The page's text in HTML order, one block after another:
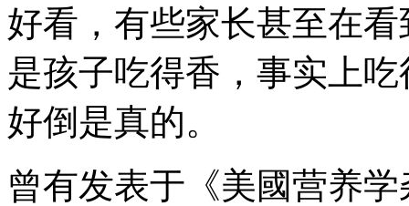
好看，有些家长甚至在
是孩子吃得香，事实上
好倒是真的。
曾有发表于《美國营养